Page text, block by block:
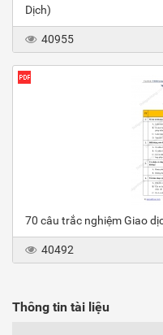
Dịch)
40955
70 câu trắc nghiệm Giao
40492
Thông tin tài liệu